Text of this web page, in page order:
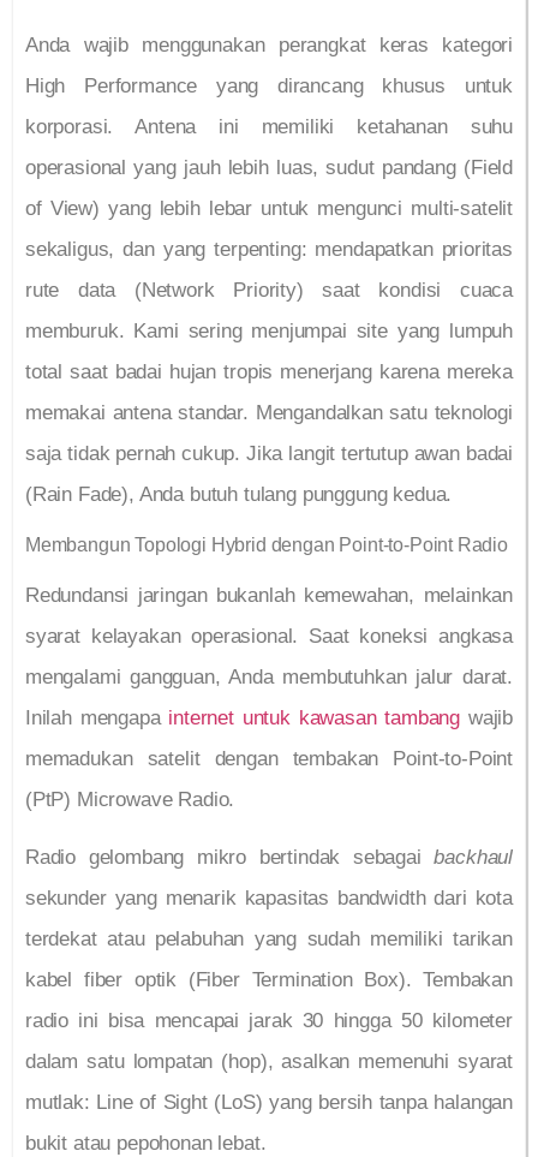
Anda wajib menggunakan perangkat keras kategori
High Performance yang dirancang khusus untuk
korporasi. Antena ini memiliki ketahanan suhu
operasional yang jauh lebih luas, sudut pandang (Field
of View) yang lebih lebar untuk mengunci multi-satelit
sekaligus, dan yang terpenting: mendapatkan prioritas
rute data (Network Priority) saat kondisi cuaca
memburuk. Kami sering menjumpai site yang lumpuh
total saat badai hujan tropis menerjang karena mereka
memakai antena standar. Mengandalkan satu teknologi
saja tidak pernah cukup. Jika langit tertutup awan badai
(Rain Fade), Anda butuh tulang punggung kedua.
Membangun Topologi Hybrid dengan Point-to-Point Radio
Redundansi jaringan bukanlah kemewahan, melainkan
syarat kelayakan operasional. Saat koneksi angkasa
mengalami gangguan, Anda membutuhkan jalur darat.
Inilah mengapa internet untuk kawasan tambang wajib
memadukan satelit dengan tembakan Point-to-Point
(PtP) Microwave Radio.
Radio gelombang mikro bertindak sebagaibackhaul
sekunder yang menarik kapasitas bandwidth dari kota
terdekat atau pelabuhan yang sudah memiliki tarikan
kabel fiber optik (Fiber Termination Box). Tembakan
radio ini bisa mencapai jarak 30 hingga 50 kilometer
dalam satu lompatan (hop), asalkan memenuhi syarat
mutlak: Line of Sight (LoS) yang bersih tanpa halangan
bukit atau pepohonan lebat.